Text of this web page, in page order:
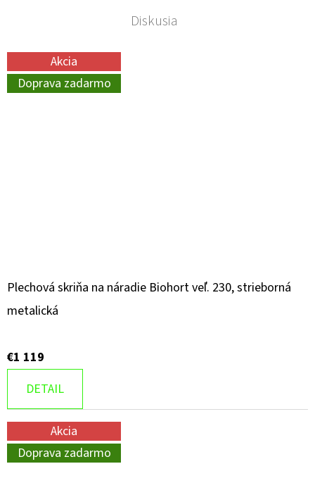
Diskusia
Akcia
Doprava zadarmo
Plechová skriňa na náradie Biohort veľ. 230, strieborná
metalická
€1 119
DETAIL
Akcia
Doprava zadarmo